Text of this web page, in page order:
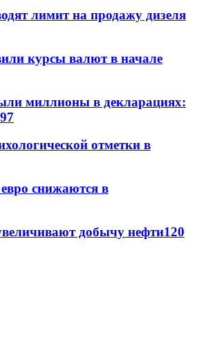
лимит на продажу дизеля
курсы валют в начале
миллионы в декларациях:
отметки в
снижаются в
добычу нефти120